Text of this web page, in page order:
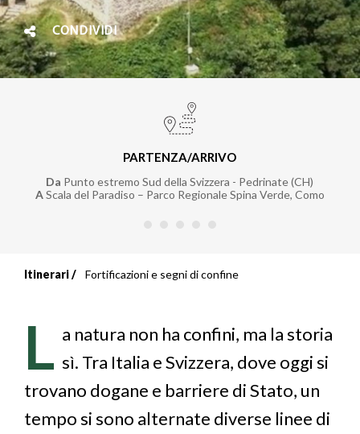
CONDIVIDI
PARTENZA/ARRIVO
Da Punto estremo Sud della Svizzera - Pedrinate (CH)
AScala del Paradiso – Parco Regionale Spina Verde, Como
di
pane
Itinerari Fortificazioni e segni di confine
L a natura non ha confini, ma la storia
sì. Tra Italia e Svizzera, dove oggi si
trovano dogane e barriere di Stato, un
tempo si sono alternate diverse linee di